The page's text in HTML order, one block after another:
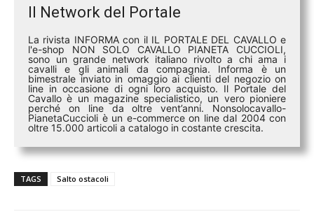
Il Network del Portale
La rivista INFORMA con il IL PORTALE DEL CAVALLO e
l'e-shop NON SOLO CAVALLO PIANETA CUCCIOLI,
sono un grande network italiano rivolto a chi ama i
cavalli e gli animali da compagnia. Informa è un
bimestrale inviato in omaggio ai clienti del negozio on
line in occasione di ogni loro acquisto. Il Portale del
Cavallo è un magazine specialistico, un vero pioniere
perché on line da oltre vent’anni. Nonsolocavallo-
PianetaCuccioli è un e-commerce on line dal 2004 con
oltre 15.000 articoli a catalogo in costante crescita.
TAGS Salto ostacoli